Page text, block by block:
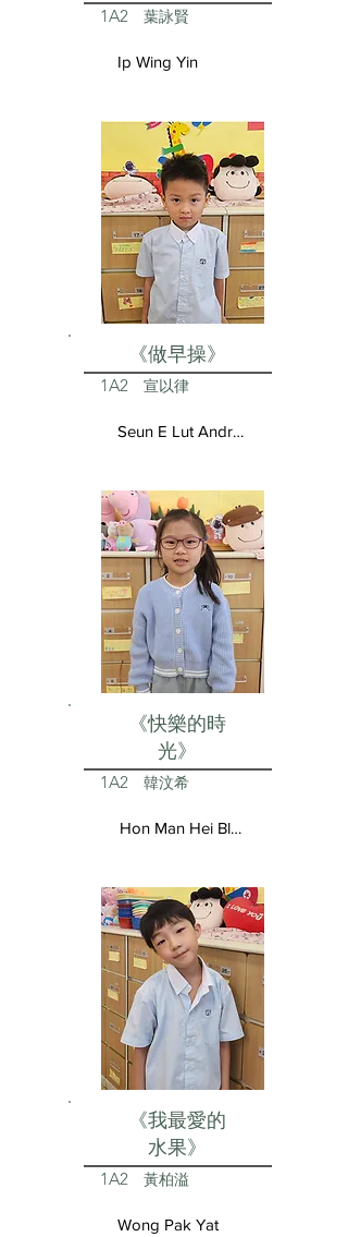
1A2 葉詠賢
Ip Wing Yin
《做早操》
1A2 宣以律
Seun E Lut Andrea
《快樂的時
光》
1A2 韓汶希
Hon Man Hei Blair
《我最愛的
水果》
1A2 黃柏溢
Wong Pak Yat